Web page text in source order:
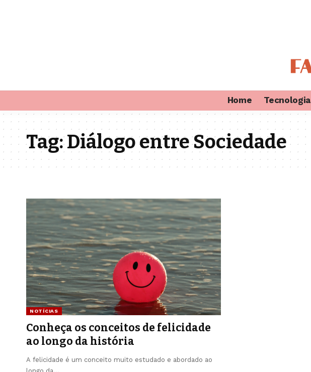
Home Tecnologia
Tag:Diálogo entre Sociedade
NOTÍCIAS
Conheça os conceitos de felicidade
ao longo da história
A felicidade é um conceito muito estudado e abordado ao